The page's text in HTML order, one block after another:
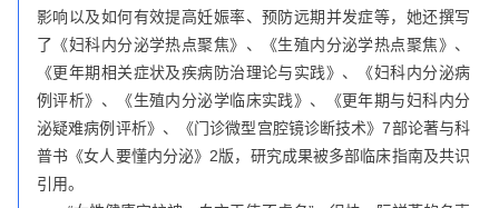
影响以及如何有效提高妊娠率、预防远期并发症等，她还撰写
了《妇科内分泌学热点聚焦》、《生殖内分泌学热点聚焦》、
《更年期相关症状及疾病防治理论与实践》、《妇科内分泌病
例评析》、《生殖内分泌学临床实践》、《更年期与妇科内分
泌疑难病例评析》、《门诊微型宫腔镜诊断技术》7部论著与科
普书《女人要懂内分泌》2版，研究成果被多部临床指南及共识
引用。